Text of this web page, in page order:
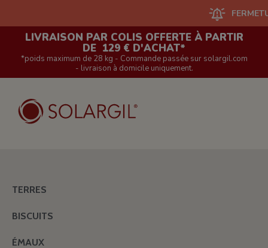
FERMETURE
LIVRAISON PAR COLIS OFFERTE À PARTIR
DE 129 € D'ACHAT*
*poids maximum de 28 kg - Commande passée sur solargil.com
- livraison à domicile uniquement.
TERRES
BISCUITS
ÉMAUX